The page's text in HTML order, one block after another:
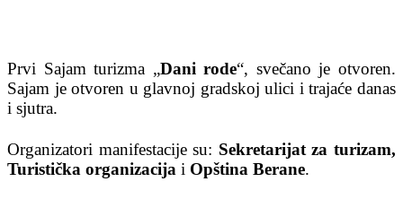
Prvi Sajam turizma „Dani rode“, svečano je otvoren.
Sajam je otvoren u glavnoj gradskoj ulici i trajaće danas
i sjutra.
Organizatori manifestacije su: Sekretarijat za turizam,
Turistička organizacija i Opština Berane.